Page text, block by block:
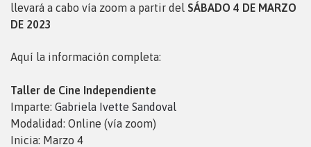
llevará a cabo vía zoom a partir del SÁBADO 4 DE MARZO
DE 2023
Aquí la información completa:
Taller de Cine Independiente
Imparte: Gabriela Ivette Sandoval
Modalidad: Online (vía zoom)
Inicia: Marzo 4